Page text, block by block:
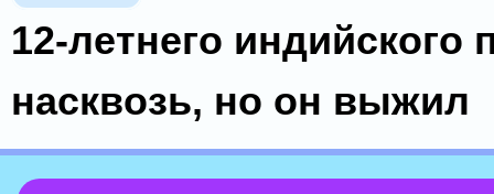
12-летнего индийского
насквозь, но он выжил